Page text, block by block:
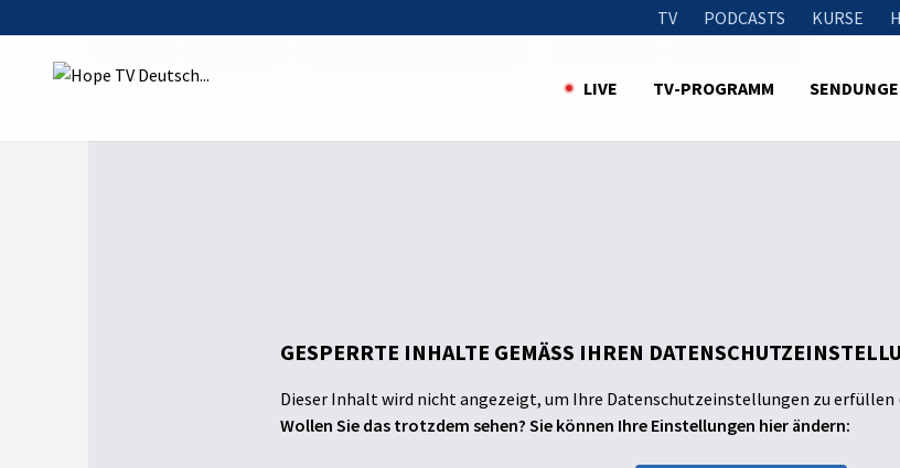
TV PODCASTS KURSE
LIVE TV-PROGRAMM
GESPERRTE INHALTE GEMÄSS IHREN
Dieser Inhalt wird nicht angezeigt, um Ihre Datenschutzeinstellungen zu
Wollen Sie das trotzdem sehen? Sie können Ihre Einstellungen hier ändern: